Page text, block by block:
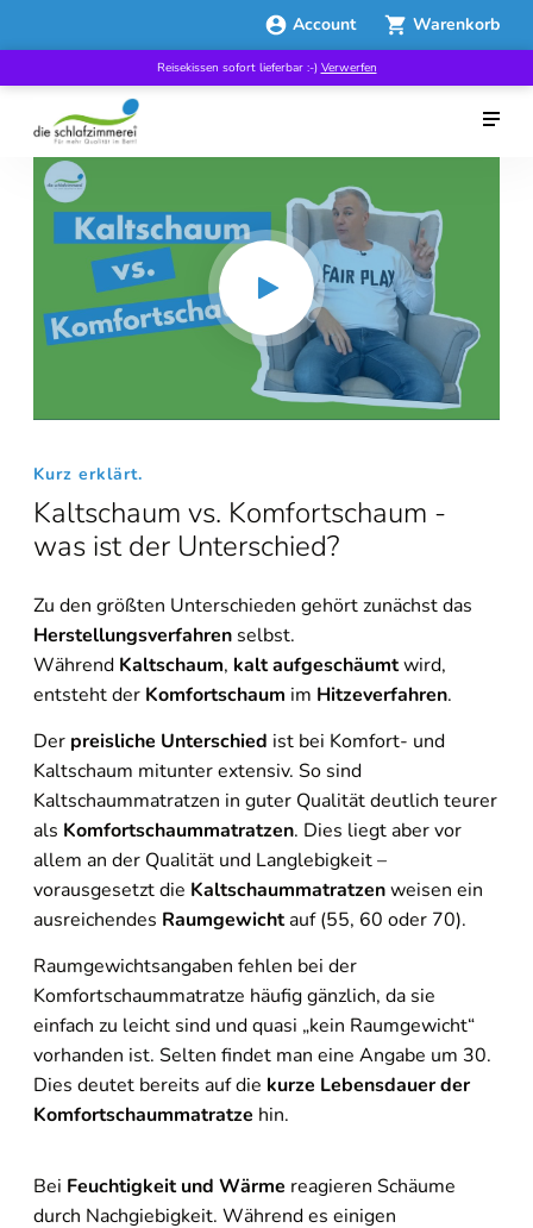
Account Warenkorb
Reisekissen sofort lieferbar :-) Verwerfen
Kurz erklärt.
Kaltschaum vs. Komfortschaum -
was ist der Unterschied?
Zu den größten Unterschieden gehört zunächst das
Herstellungsverfahren selbst.
Während Kaltschaum, kalt aufgeschäumtwird,
entsteht der Komfortschaum im Hitzeverfahren.
Der preisliche Unterschied ist bei Komfort- und
Kaltschaum mitunter extensiv. So sind
Kaltschaummatratzen in guter Qualität deutlich teurer
als Komfortschaummatratzen. Dies liegt aber vor
allem an der Qualität und Langlebigkeit –
vorausgesetzt die Kaltschaummatratzenweisen ein
ausreichendes Raumgewichtauf (55, 60 oder 70).
Raumgewichtsangaben fehlen bei der
Komfortschaummatratze häufig gänzlich, da sie
einfach zu leicht sind und quasi „kein Raumgewicht“
vorhanden ist. Selten findet man eine Angabe um 30.
Dies deutet bereits auf die kurze Lebensdauer der
Komfortschaummatratze hin.
Bei Feuchtigkeit und Wärme reagieren Schäume
durch Nachgiebigkeit. Während es einigen